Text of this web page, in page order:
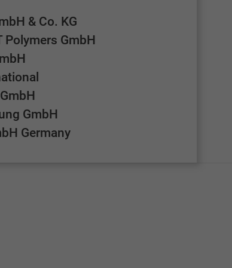
& Co. KG
Polymers GmbH
GmbH
Germany